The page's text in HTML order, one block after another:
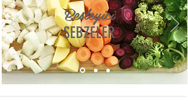
SEBZELER
Besleyici